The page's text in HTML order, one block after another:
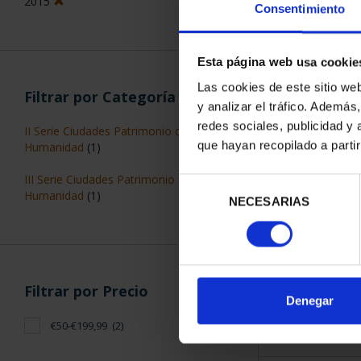
Consentimiento
Esta página web usa
Las cookies de este sitio
y analizar el tráfico.
redes sociales, publicidad y
que hayan recopilado a
consentimiento
NECESARIAS
Denegar
Filtrar por Categoría
II Serie Ciudades Patrimonio de la
Humanidad (1)
III Serie Ciudades Patrimonio de la
Humanidad (1)
Filtrar por Precio
€50-€199,99 (2)
CIUDADES
ORDENAR POR: